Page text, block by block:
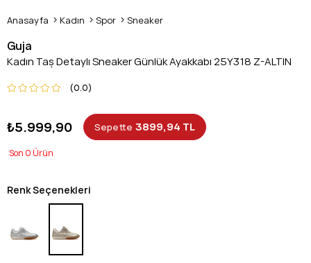
Anasayfa Kadın Spor Sneaker
Guja
Kadın Taş Detaylı Sneaker Günlük Ayakkabı 25Y318 Z-ALTIN
0.0
₺5.999,90 Sepette 3899,94 TL
0
Renk Seçenekleri